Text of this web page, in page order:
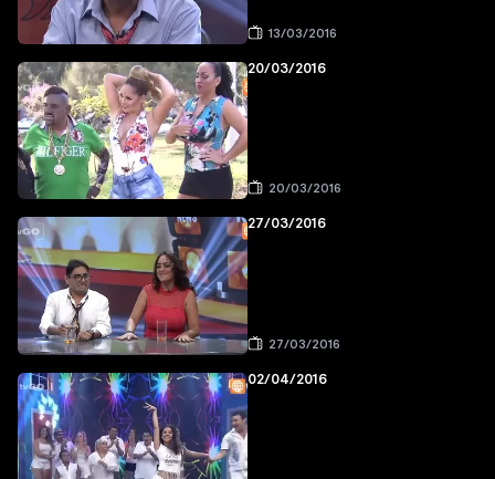
13/03/2016
20/03/2016
20/03/2016
27/03/2016
27/03/2016
02/04/2016